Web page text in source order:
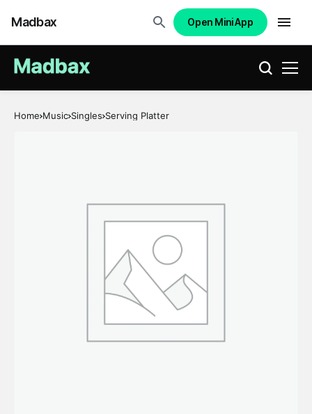
Madbax Open Mini App
Home Music Singles Serving Platter